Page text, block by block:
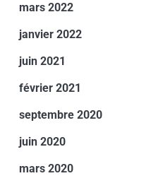
mars 2022
janvier 2022
juin 2021
février 2021
septembre 2020
juin 2020
mars 2020